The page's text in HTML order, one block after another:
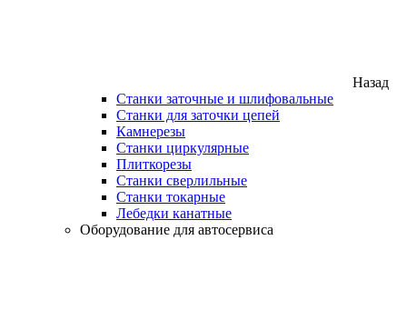
Назад
Станки заточные и шлифовальные
Станки для заточки цепей
Камнерезы
Станки циркулярные
Плиткорезы
Станки сверлильные
Станки токарные
Лебедки канатные
Оборудование для автосервиса